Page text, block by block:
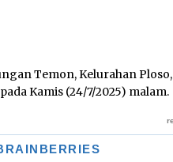
Temon, Kelurahan Ploso,
Kamis (24/7/2025) malam.